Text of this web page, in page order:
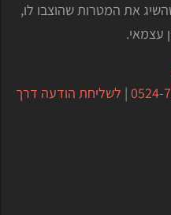
את המטרות שהוצבו לו,
עצמאי.
0524-
| לשליחת הודעה דרך